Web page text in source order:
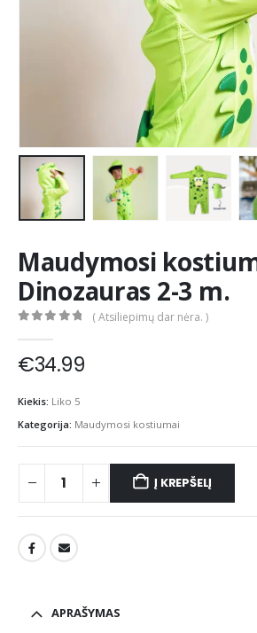
Maudymosi
Dinozauras 2-3 m.
( Atsiliepimų dar nėra. )
€34.99
Kiekis: Liko 5
Kategorija: Maudymosi kostiumai
Į KREPŠELĮ
APRAŠYMAS